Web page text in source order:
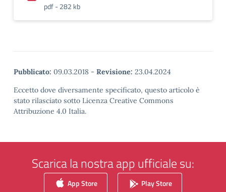
pdf - 282 kb
Pubblicato: 09.03.2018 - Revisione: 23.04.2024
Eccetto dove diversamente specificato, questo articolo è
stato rilasciato sotto Licenza Creative Commons
Attribuzione 4.0 Italia.
Scarica la nostra app ufficiale su:
App Store Play Store